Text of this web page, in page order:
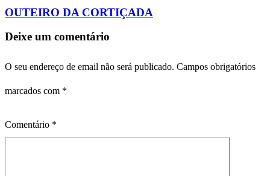
OUTEIRO DA CORTIÇADA
Deixe um comentário
O seu endereço de email não será publicado. Campos obrigatórios
marcados com *
Comentário *